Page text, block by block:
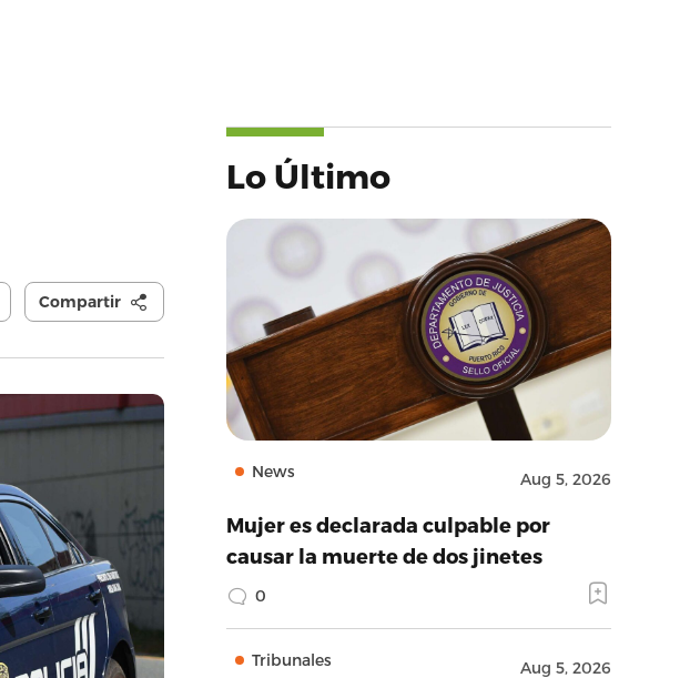
Compartir
Lo Último
News Aug 5, 2026
Mujer es declarada culpable por
causar la muerte de dos jinetes
0
Tribunales Aug 5, 2026